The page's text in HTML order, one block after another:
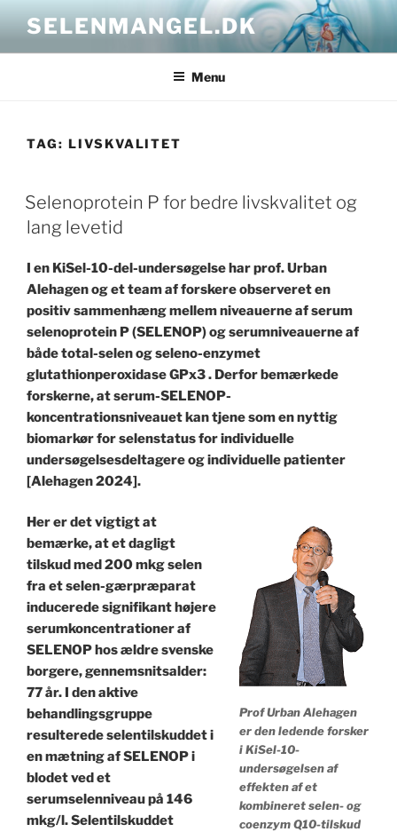
content
SELENMANGEL.DK
Menu
TAG: LIVSKVALITET
POSTED
ON
Selenoprotein P for bedre livskvalitet og
lang levetid
I en KiSel-10-del-undersøgelse har prof. Urban
Alehagen og et team af forskere observeret en
positiv sammenhæng mellem niveauerne af serum
selenoprotein P (SELENOP) og serumniveauerne af
både total-selen og seleno-enzymet
glutathionperoxidase GPx3 . Derfor bemærkede
forskerne, at serum-SELENOP-
koncentrationsniveauet kan tjene som en nyttig
biomarkør for selenstatus for individuelle
undersøgelsesdeltagere og individuelle patienter
[Alehagen 2024].
Prof Urban Alehagen
er den ledende forsker
i KiSel-10-
undersøgelsen af
effekten af ​​et
kombineret selen- og
coenzym Q10-tilskud
Her er det vigtigt at
bemærke, at et dagligt
tilskud med 200 mkg selen
fra et selen-gærpræparat
inducerede signifikant højere
serumkoncentrationer af
SELENOP hos ældre svenske
borgere, gennemsnitsalder:
77 år. I den aktive
behandlingsgruppe
resulterede selentilskuddet i
en mætning af SELENOP i
blodet ved et
serumselenniveau på 146
mkg/l. Selentilskuddet